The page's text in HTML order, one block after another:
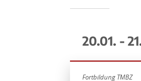
20.01. -
Fortbildung TMBZ